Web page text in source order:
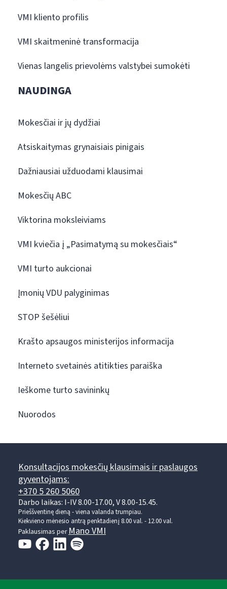
VMI kliento profilis
VMI skaitmeninė transformacija
Vienas langelis prievolėms valstybei sumokėti
NAUDINGA
Mokesčiai ir jų dydžiai
Atsiskaitymas grynaisiais pinigais
Dažniausiai užduodami klausimai
Mokesčių ABC
Viktorina moksleiviams
VMI kviečia į „Pasimatymą su mokesčiais“
VMI turto aukcionai
Įmonių VDU palyginimas
STOP šešėliui
Krašto apsaugos ministerijos informacija
Interneto svetainės atitikties paraiška
Ieškome turto savininkų
Nuorodos
Konsultacijos mokesčių klausimais ir paslaugos
gyventojams:
+370 5 260 5060
Darbo laikas: I-IV 8.00-17.00, V 8.00-15.45.
Prieššventinę dieną - viena valanda trumpiau.
Kiekvieno mėnesio antrą penktadienį 8.00 val. - 12.00 val.
Paklausimas per Mano VMI